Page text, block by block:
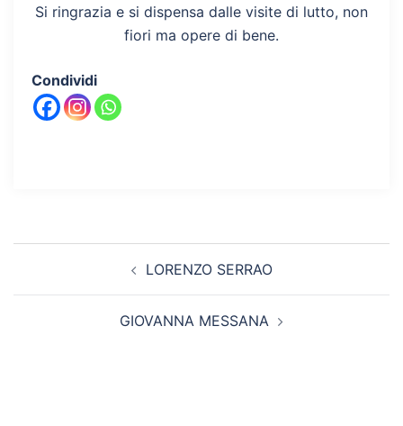
Si ringrazia e si dispensa dalle visite di lutto, non
fiori ma opere di bene.
Condividi
LORENZO SERRAO
GIOVANNA MESSANA